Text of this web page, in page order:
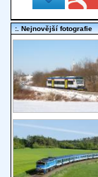
:. Nejnovější fotografie